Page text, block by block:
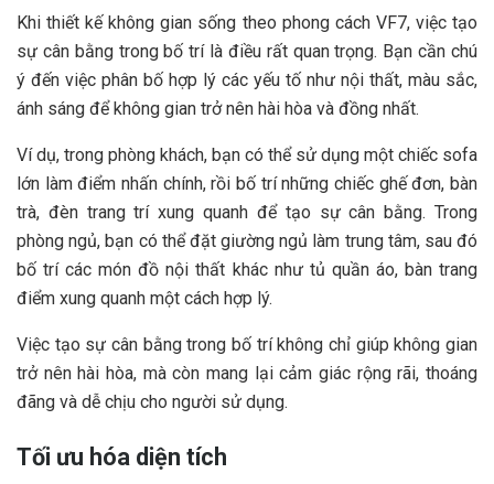
Khi thiết kế không gian sống theo phong cách VF7, việc tạo
sự cân bằng trong bố trí là điều rất quan trọng. Bạn cần chú
ý đến việc phân bố hợp lý các yếu tố như nội thất, màu sắc,
ánh sáng để không gian trở nên hài hòa và đồng nhất.
Ví dụ, trong phòng khách, bạn có thể sử dụng một chiếc sofa
lớn làm điểm nhấn chính, rồi bố trí những chiếc ghế đơn, bàn
trà, đèn trang trí xung quanh để tạo sự cân bằng. Trong
phòng ngủ, bạn có thể đặt giường ngủ làm trung tâm, sau đó
bố trí các món đồ nội thất khác như tủ quần áo, bàn trang
điểm xung quanh một cách hợp lý.
Việc tạo sự cân bằng trong bố trí không chỉ giúp không gian
trở nên hài hòa, mà còn mang lại cảm giác rộng rãi, thoáng
đãng và dễ chịu cho người sử dụng.
Tối ưu hóa diện tích